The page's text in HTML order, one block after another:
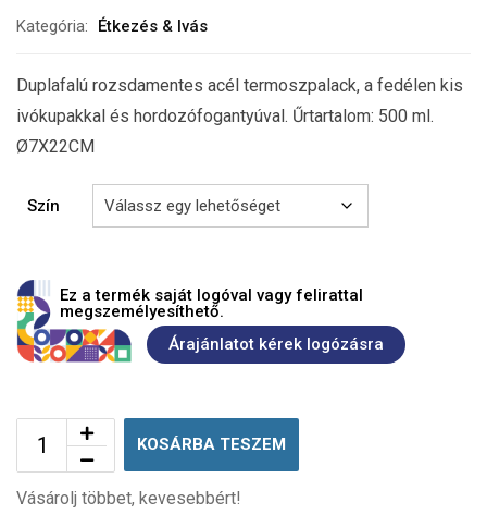
Kategória:
Étkezés & Ivás
Duplafalú rozsdamentes acél termoszpalack, a fedélen kis
ivókupakkal és hordozófogantyúval. Űrtartalom: 500 ml.
Ø7X22CM
Szín
Ez a termék saját logóval vagy felirattal
megszemélyesíthető.
Árajánlatot kérek logózásra
KOSÁRBA TESZEM
Vásárolj többet, kevesebbért!